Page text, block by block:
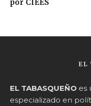
por CIEES
EL
EL TABASQUEÑO es
especializado en